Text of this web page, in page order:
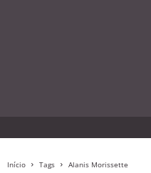
Início Tags Alanis Morissette